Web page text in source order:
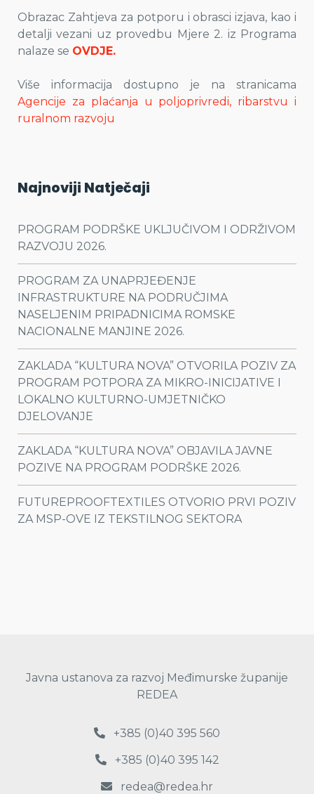
Obrazac Zahtjeva za potporu i obrasci izjava, kao i
detalji vezani uz provedbu Mjere 2. iz Programa
nalaze se OVDJE.
Više informacija dostupno je na stranicama
Agencije za plaćanja u poljoprivredi, ribarstvu i
ruralnom razvoju
Najnoviji Natječaji
PROGRAM PODRŠKE UKLJUČIVOM I ODRŽIVOM
RAZVOJU 2026.
PROGRAM ZA UNAPRJEĐENJE
INFRASTRUKTURE NA PODRUČJIMA
NASELJENIM PRIPADNICIMA ROMSKE
NACIONALNE MANJINE 2026.
ZAKLADA “KULTURA NOVA” OTVORILA POZIV ZA
PROGRAM POTPORA ZA MIKRO-INICIJATIVE I
LOKALNO KULTURNO-UMJETNIČKO
DJELOVANJE
ZAKLADA “KULTURA NOVA” OBJAVILA JAVNE
POZIVE NA PROGRAM PODRŠKE 2026.
FUTUREPROOFTEXTILES OTVORIO PRVI POZIV
ZA MSP-OVE IZ TEKSTILNOG SEKTORA
Javna ustanova za razvoj Međimurske županije
REDEA
+385 (0)40 395 560
+385 (0)40 395 142
redea@redea.hr